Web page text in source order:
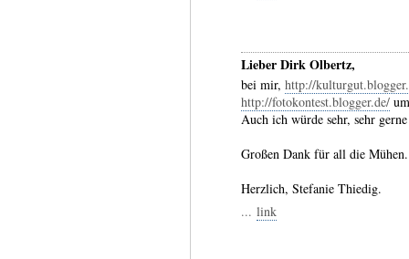
Lieber Dirk Olbertz,
bei mir, http://
http://fotokontest.blogger.de/
Auch ich würde sehr, sehr
Großen Dank für all die Mühen.
Herzlich, Stefanie Thiedig.
... link